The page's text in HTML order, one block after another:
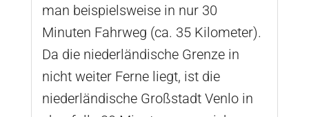
man beispielsweise in nur 30
Minuten Fahrweg (ca. 35 Kilometer).
Da die niederländische Grenze in
nicht weiter Ferne liegt, ist die
niederländische Großstadt Venlo in